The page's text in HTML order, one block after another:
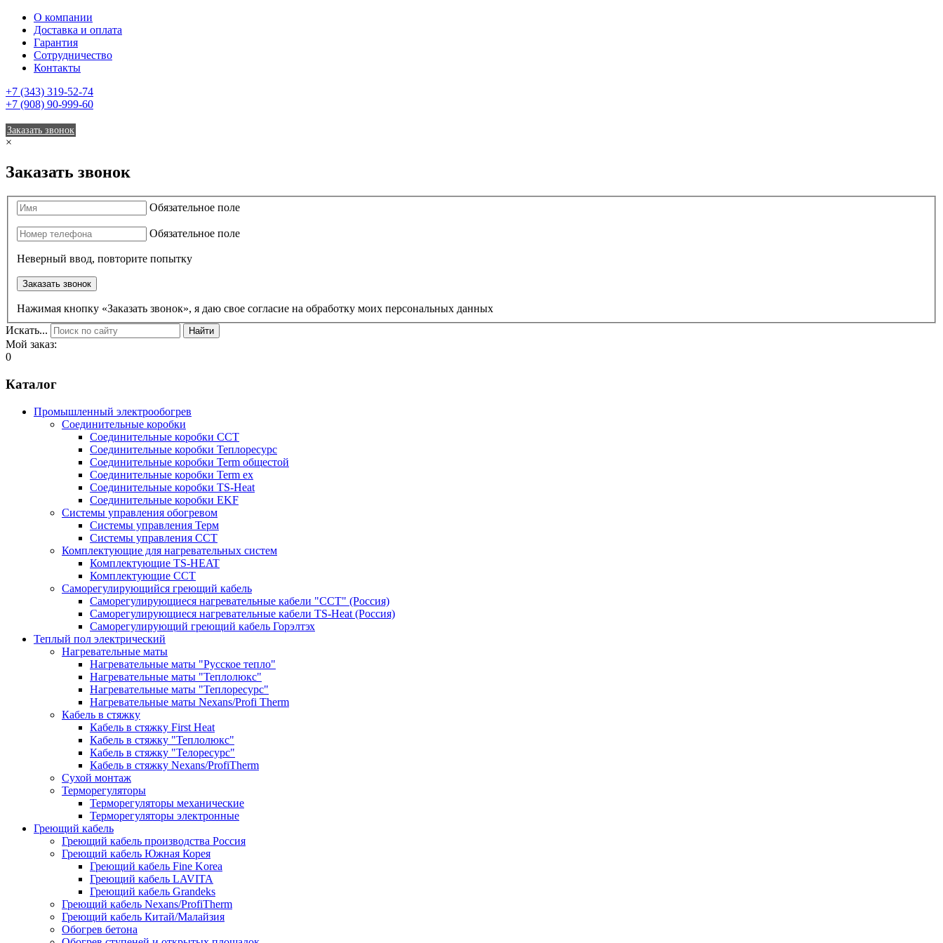
О компании
Доставка и оплата
Гарантия
Сотрудничество
Контакты
+7 (343) 319-52-74
+7 (908) 90-999-60
Заказать звонок
×
Заказать звонок
Обязательное поле
Обязательное поле
Неверный ввод, повторите попытку
Заказать звонок
Нажимая кнопку «Заказать звонок», я даю свое согласие на обработку моих персональных данных
Искать...
Найти
Мой заказ:
0
Каталог
Промышленный электрообогрев
Соединительные коробки
Соединительные коробки ССТ
Соединительные коробки Теплоресурс
Соединительные коробки Term общестой
Соединительные коробки Term ex
Соединительные коробки TS-Heat
Соединительные коробки EKF
Системы управления обогревом
Системы управления Терм
Системы управления ССТ
Комплектующие для нагревательных систем
Комплектующие TS-HEAT
Комплектующие ССТ
Саморегулирующийся греющий кабель
Саморегулирующиеся нагревательные кабели "ССТ" (Россия)
Саморегулирующиеся нагревательные кабели TS-Heat (Россия)
Саморегулирующий греющий кабель Горэлтэх
Теплый пол электрический
Нагревательные маты
Нагревательные маты "Русское тепло"
Нагревательные маты "Теплолюкс"
Нагревательные маты "Теплоресурс"
Нагревательные маты Nexans/Profi Therm
Кабель в стяжку
Кабель в стяжку First Heat
Кабель в стяжку "Теплолюкс"
Кабель в стяжку "Телоресурс"
Кабель в стяжку Nexans/ProfiTherm
Сухой монтаж
Терморегуляторы
Терморегуляторы механические
Терморегуляторы электронные
Греющий кабель
Греющий кабель производства Россия
Греющий кабель Южная Корея
Греющий кабель Fine Korea
Греющий кабель LAVITA
Греющий кабель Grandeks
Греющий кабель Nexans/ProfiTherm
Греющий кабель Китай/Малайзия
Обогрев бетона